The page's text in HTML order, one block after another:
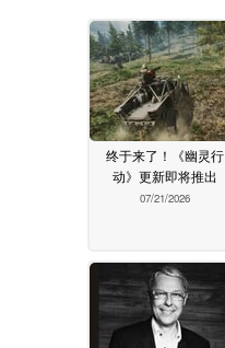
终于来了！《幽灵行
动》更新即将推出
07/21/2026